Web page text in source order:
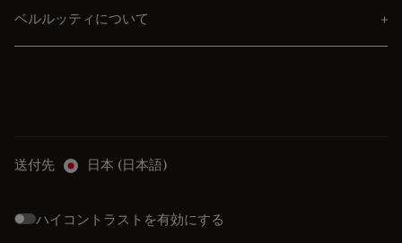
ベルルッティについて
送付先 日本 (日本語)
ハイコントラストを有効にする